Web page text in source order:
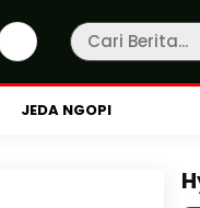
JEDA NGOPI